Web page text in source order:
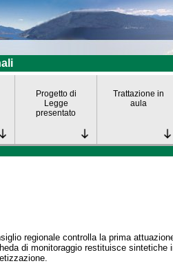
Progetto di
Legge
presentato
Trattazione in
aula
regionale controlla la prima
di monitoraggio restituisce